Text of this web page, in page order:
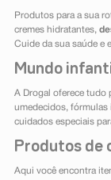
Produtos para a sua
cremes hidratantes,
Cuide da sua saúde e
Mundo
A Drogal oferece tudo
umedecidos, fórmulas
cuidados especiais
Produtos de
Aqui você encontra